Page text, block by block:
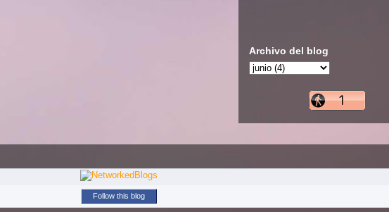
Archivo del blog
Follow this blog